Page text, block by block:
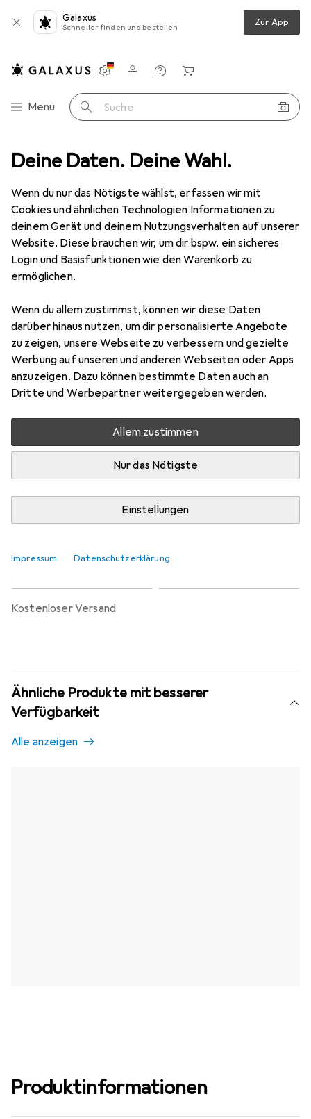
Deine Daten. Deine Wahl.
Wenn du nur das Nötigste wählst, erfassen wir mit
Cookies und ähnlichen Technologien Informationen zu
deinem Gerät und deinem Nutzungsverhalten auf unserer
Website. Diese brauchen wir, um dir bspw. ein sicheres
Login und Basisfunktionen wie den Warenkorb zu
ermöglichen.
Wenn du allem zustimmst, können wir diese Daten
darüber hinaus nutzen, um dir personalisierte Angebote
zu zeigen, unsere Webseite zu verbessern und gezielte
Werbung auf unseren und anderen Webseiten oder Apps
anzuzeigen. Dazu können bestimmte Daten auch an
Dritte und Werbepartner weitergegeben werden.
Allem zustimmen
Nur das Nötigste
Einstellungen
Impressum Datenschutzerklärung
Galaxus
Schneller finden und bestellen Zur App
Navigation nach Kategorien
Menü Suche
Einstellungen
Kundenkonto
Vergleichslisten
Merklisten
Warenkorb
PC Komponenten PC Netzteil Thermaltake ToughPower GF1
15 Bilder
Thermaltake ToughPower GF1
Preis in EUR inkl. MwSt.
EUR
165,69
4
Bewertungen
Zwischen Do, 20.8. und Do, 27.8. geliefert
10 Stück an Lager beim Lieferanten
Benachrichtigen, wenn schneller verfügbar
Lieferort angeben für genaue Lieferzeit
kostenloser Versand
Ähnliche Produkte mit besserer
Verfügbarkeit
Alle anzeigen
Produktinformationen